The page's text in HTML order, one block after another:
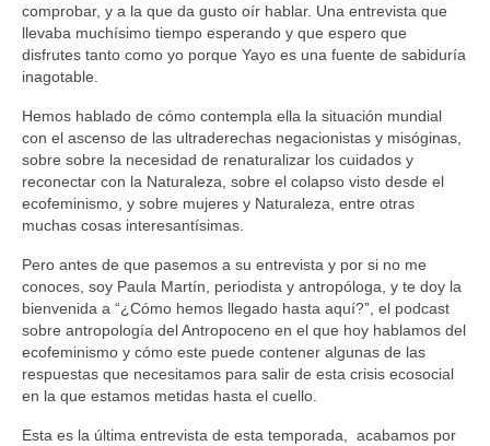
comprobar, y a la que da gusto oír hablar. Una entrevista que
llevaba muchísimo tiempo esperando y que espero que
disfrutes tanto como yo porque Yayo es una fuente de sabiduría
inagotable.
Hemos hablado de cómo contempla ella la situación mundial
con el ascenso de las ultraderechas negacionistas y misóginas,
sobre sobre la necesidad de renaturalizar los cuidados y
reconectar con la Naturaleza, sobre el colapso visto desde el
ecofeminismo, y sobre mujeres y Naturaleza, entre otras
muchas cosas interesantísimas.
Pero antes de que pasemos a su entrevista y por si no me
conoces, soy Paula Martín, periodista y antropóloga, y te doy la
bienvenida a “¿Cómo hemos llegado hasta aquí?”, el podcast
sobre antropología del Antropoceno en el que hoy hablamos del
ecofeminismo y cómo este puede contener algunas de las
respuestas que necesitamos para salir de esta crisis ecosocial
en la que estamos metidas hasta el cuello.
Esta es la última entrevista de esta temporada, acabamos por